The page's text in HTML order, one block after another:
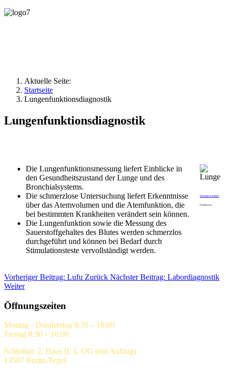
Aktuelle Seite:
Startseite
Lungenfunktionsdiagnostik
Lungenfunktionsdiagnostik
Die Lungenfunktionsmessung liefert Einblicke in
den Gesundheitszustand der Lunge und des
Bronchialsystems.
Die schmerzlose Untersuchung liefert Erkenntnisse
über das Atemvolumen und die Atemfunktion, die
bei bestimmten Krankheiten verändert sein können.
Die Lungenfunktion sowie die Messung des
Sauerstoffgehaltes des Blutes werden schmerzlos
durchgeführt und können bei Bedarf durch
Stimulationsteste vervollständigt werden.
Sebastian Kaulitzki -
Fotolia.com
Vorheriger Beitrag: Lufu Zurück Nächster Beitrag: Labordiagnostik
Weiter
Öffnungszeiten
Montag - Donnerstag 8:30 – 18:00
Freitag 8:30 – 16:00
Schloßstr. 2, Haus II, 1. OG (mit Aufzug)
13507 Berlin-Tegel